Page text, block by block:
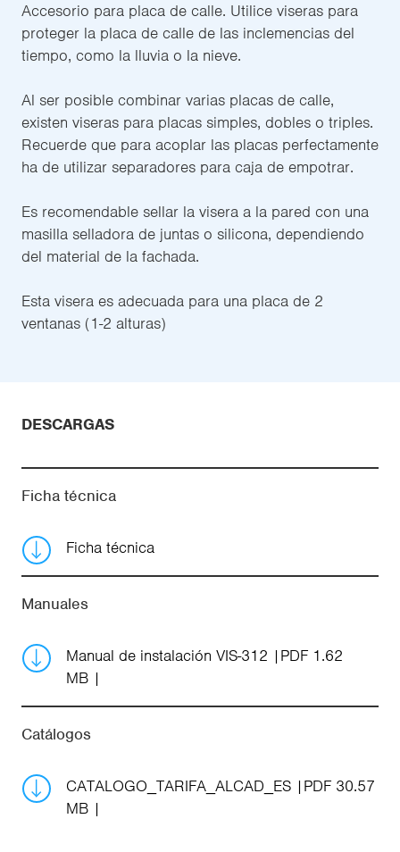
Accesorio para placa de calle. Utilice viseras para
proteger la placa de calle de las inclemencias del
tiempo, como la lluvia o la nieve.
Al ser posible combinar varias placas de calle,
existen viseras para placas simples, dobles o triples.
Recuerde que para acoplar las placas perfectamente
ha de utilizar separadores para caja de empotrar.
Es recomendable sellar la visera a la pared con una
masilla selladora de juntas o silicona, dependiendo
del material de la fachada.
Esta visera es adecuada para una placa de 2
ventanas (1-2 alturas)
DESCARGAS
Ficha técnica
Ficha técnica
Manuales
Manual de instalación VIS-312
PDF 1.62
MB
Catálogos
CATALOGO_TARIFA_ALCAD_ES
PDF 30.57
MB